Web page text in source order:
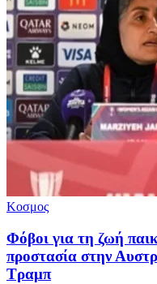
Κοσμος
Φόβοι για τη ζωή
προστασία στην
Τραμπ